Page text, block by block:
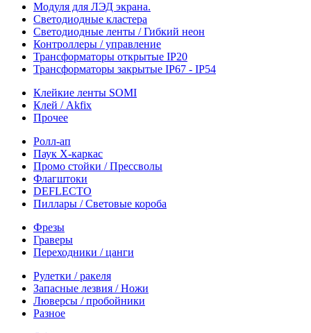
Модуля для ЛЭД экрана.
Светодиодные кластера
Светодиодные ленты / Гибкий неон
Контроллеры / управление
Трансформаторы открытые IP20
Трансформаторы закрытые IP67 - IP54
Клейкие ленты SOMI
Клей / Akfix
Прочее
Ролл-ап
Паук X-каркас
Промо стойки / Прессволы
Флагштоки
DEFLECTO
Пиллары / Световые короба
Фрезы
Граверы
Переходники / цанги
Рулетки / ракеля
Запасные лезвия / Ножи
Люверсы / пробойники
Разное